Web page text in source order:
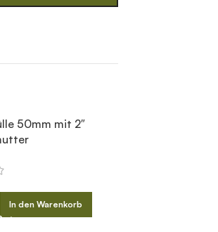
50mm mit 2″
In den Warenkorb